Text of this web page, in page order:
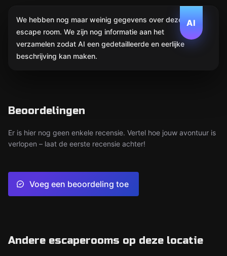
AI
We hebben nog maar weinig gegevens over deze
escape room. We zijn nog informatie aan het
verzamelen zodat AI een gedetailleerde en eerlijke
beschrijving kan maken.
Beoordelingen
Er is hier nog geen enkele recensie. Vertel hoe jouw avontuur is
verlopen – laat de eerste recensie achter!
Voeg een beoordeling toe
Andere escaperooms op deze locatie